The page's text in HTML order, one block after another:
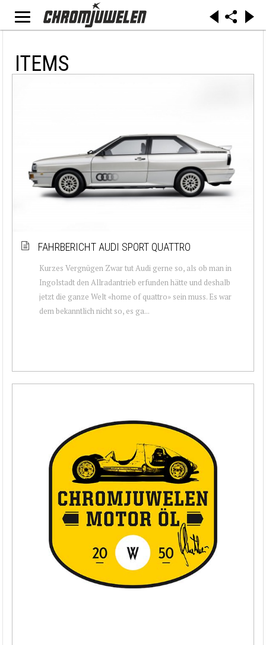
ITEMS
FAHRBERICHT AUDI SPORT QUATTRO
Kurzes Vergnügen Zwar tut Audi gerne so, als ob man in
Ingolstadt den Allradantrieb erfunden hätte und deshalb
jetzt die ganze Welt «home of quattro» sein muss. Es war
dem bekanntlich nicht so, es ga...